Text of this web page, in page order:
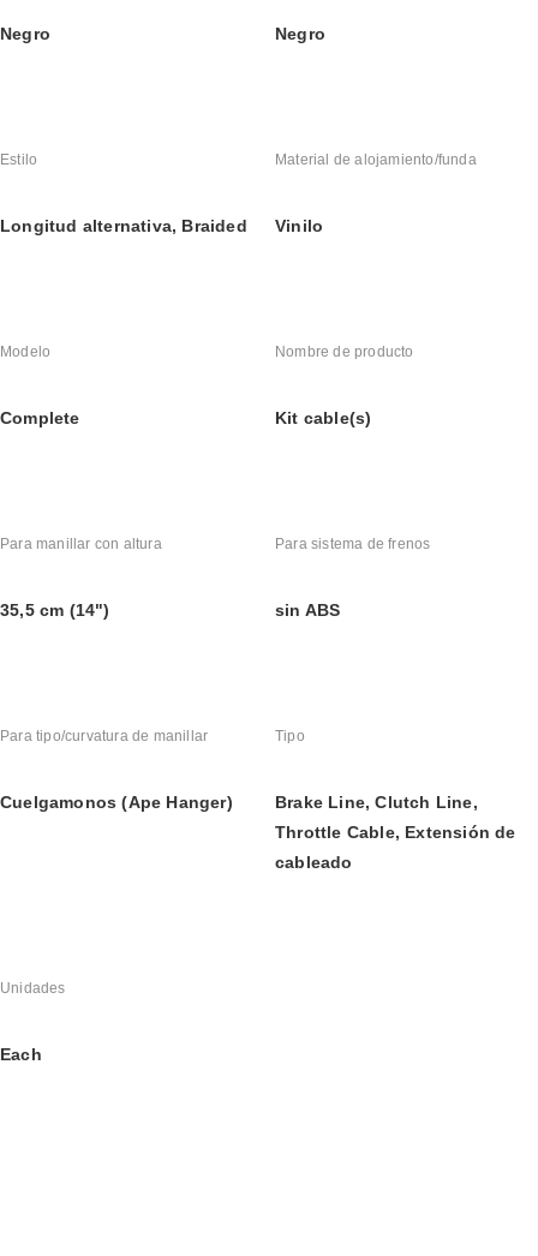
Negro Negro
Estilo
Longitud alternativa, Braided
Material de alojamiento/funda
Vinilo
Modelo
Complete
Nombre de producto
Kit cable(s)
Para manillar con altura
35,5 cm (14")
Para sistema de frenos
sin ABS
Para tipo/curvatura de manillar
Cuelgamonos (Ape Hanger)
Tipo
Brake Line, Clutch Line,
Throttle Cable, Extensión de
cableado
Unidades
Each